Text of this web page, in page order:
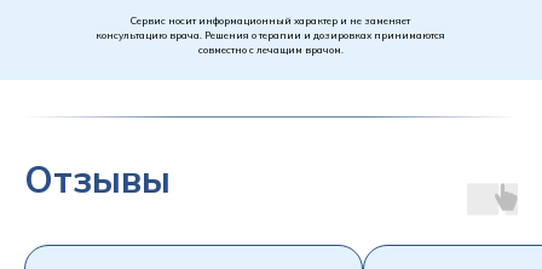
Сервис носит информационный характер и не заменяет
консультацию врача. Решения о терапии и дозировках принимаются
совместно с лечащим врачом.
Отзывы